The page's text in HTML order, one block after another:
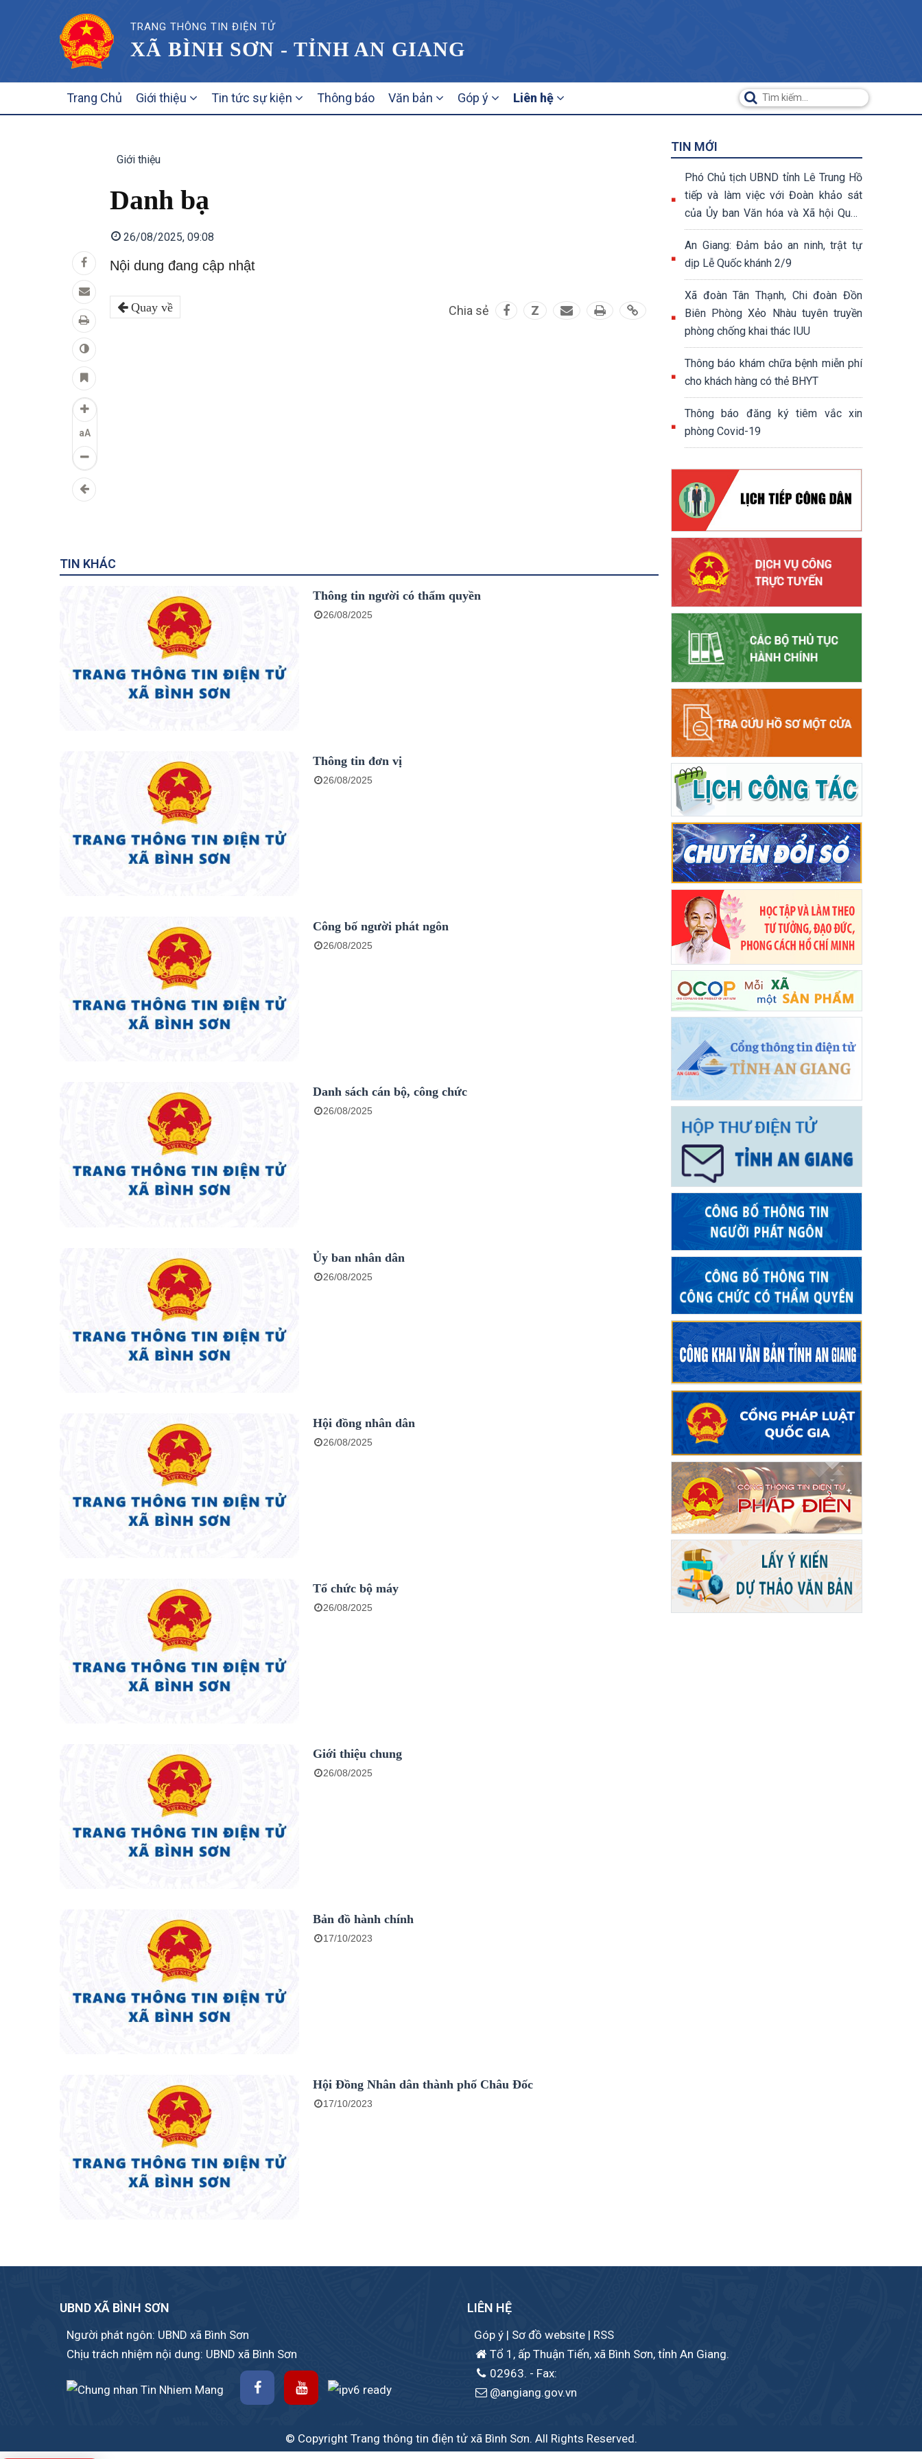
TRANG THÔNG TIN ĐIỆN TỬ
XÃ BÌNH SƠN - TỈNH AN GIANG
NAVIGATION
Trang Chủ Giới thiệu Tin tức sự kiện Thông báo Văn bản Góp ý Liên hệ
aA
Giới thiệu
Danh bạ
26/08/2025, 09:08
Nội dung đang cập nhật
Quay về Chia sẻ Z
TIN KHÁC
Thông tin người có thẩm quyền
26/08/2025
Thông tin đơn vị
26/08/2025
Công bố người phát ngôn
26/08/2025
Danh sách cán bộ, công chức
26/08/2025
Ủy ban nhân dân
26/08/2025
Hội đồng nhân dân
26/08/2025
Tổ chức bộ máy
26/08/2025
Giới thiệu chung
26/08/2025
Bản đồ hành chính
17/10/2023
Hội Đồng Nhân dân thành phố Châu Đốc
17/10/2023
TIN MỚI
Phó Chủ tịch UBND tỉnh Lê Trung Hồ
tiếp và làm việc với Đoàn khảo sát
của Ủy ban Văn hóa và Xã hội Quốc
hội khóa XV
An Giang: Đảm bảo an ninh, trật tự
dịp Lễ Quốc khánh 2/9
Xã đoàn Tân Thạnh, Chi đoàn Đồn
Biên Phòng Xẻo Nhàu tuyên truyền
phòng chống khai thác IUU
Thông báo khám chữa bệnh miễn phí
cho khách hàng có thẻ BHYT
Thông báo đăng ký tiêm vắc xin
phòng Covid-19
UBND XÃ BÌNH SƠN
Người phát ngôn: UBND xã Bình Sơn
Chịu trách nhiệm nội dung: UBND xã Bình Sơn
LIÊN HỆ
Góp ý | Sơ đồ website | RSS
Tổ 1, ấp Thuận Tiến, xã Bình Sơn, tỉnh An Giang.
02963. - Fax:
@angiang.gov.vn
© Copyright Trang thông tin điện tử xã Bình Sơn. All Rights Reserved.